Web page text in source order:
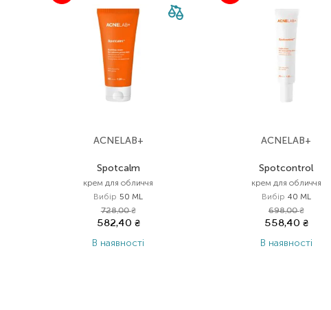
ACNELAB+
Spotcalm
крем для обличчя
Вибір 50 ML
728,00₴
582,40 ₴
В наявності
ACNELAB+
Spotcontrol
крем для обличчя
Вибір 40 ML
698,00₴
558,40 ₴
В наявності